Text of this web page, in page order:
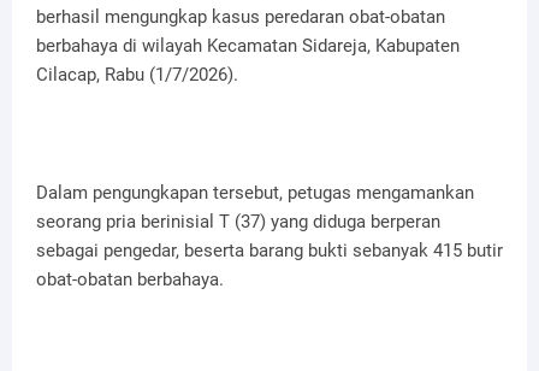
berhasil mengungkap kasus peredaran obat-obatan
berbahaya di wilayah Kecamatan Sidareja, Kabupaten
Cilacap, Rabu (1/7/2026).
Dalam pengungkapan tersebut, petugas mengamankan
seorang pria berinisial T (37) yang diduga berperan
sebagai pengedar, beserta barang bukti sebanyak 415 butir
obat-obatan berbahaya.